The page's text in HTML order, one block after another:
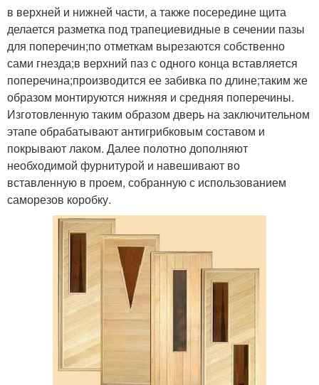
в верхней и нижней части, а также посередине щита
делается разметка под трапециевидные в сечении пазы
для поперечин;по отметкам вырезаются собственно
сами гнезда;в верхний паз с одного конца вставляется
поперечина;производится ее забивка по длине;таким же
образом монтируются нижняя и средняя поперечины.
Изготовленную таким образом дверь на заключительном
этапе обрабатывают антигрибковым составом и
покрывают лаком. Далее полотно дополняют
необходимой фурнитурой и навешивают во
вставленную в проем, собранную с использованием
саморезов коробку.